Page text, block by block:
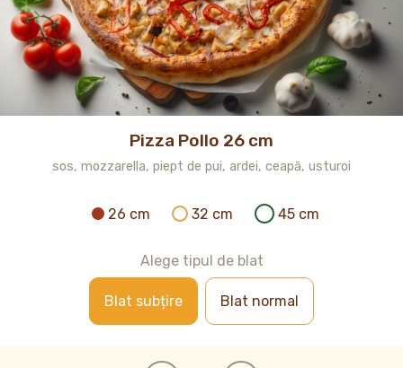
Pizza Pollo 26 cm
sos, mozzarella, piept de pui, ardei, ceapă, usturoi
26 cm 32 cm 45 cm
Alege tipul de blat
Blat subțire Blat normal